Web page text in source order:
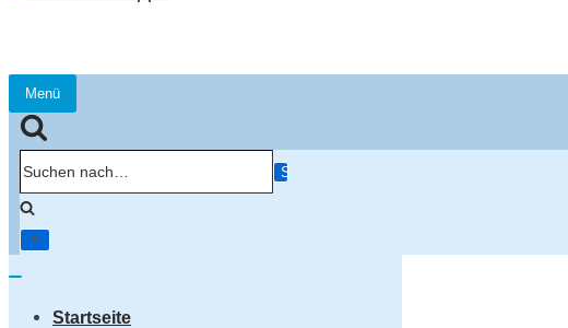
Menü
Navigation
umschalten
Suchen
nach…
Startseite